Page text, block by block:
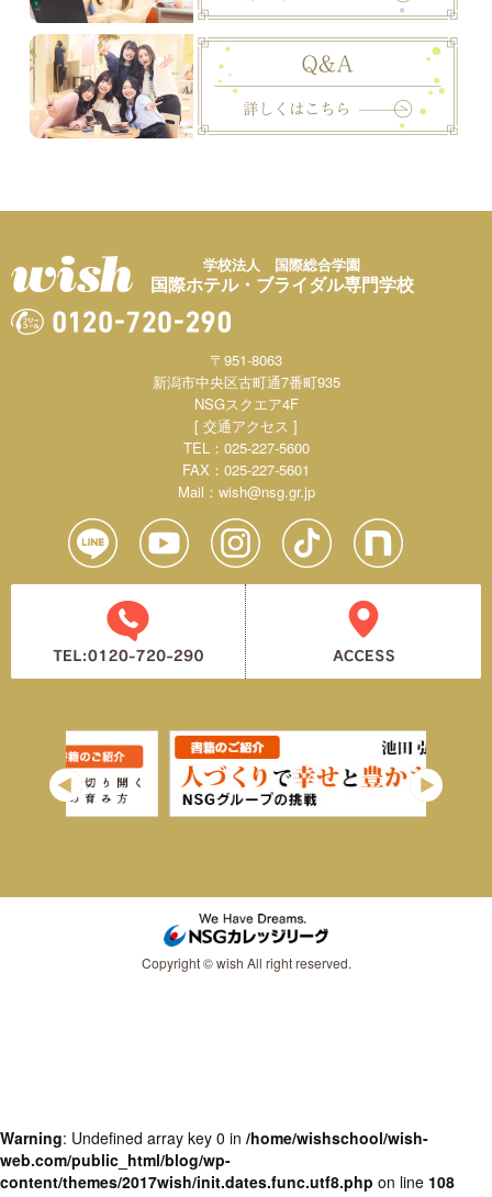
学校法人 国際総合学園
国際ホテル・ブライダル専門学校
〒951-8063
新潟市中央区古町通7番町935
NSGスクエア4F
[ 交通アクセス ]
TEL：025-227-5600
FAX：025-227-5601
Mail： wish@nsg.gr.jp
Copyright © wish All right reserved.
Warning: Undefined array key 0 in /home/wishschool/wish-
web.com/public_html/blog/wp-
content/themes/2017wish/init.dates.func.utf8.php on line 108